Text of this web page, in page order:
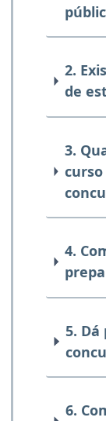
2.
de
3.
4.
5.
6.